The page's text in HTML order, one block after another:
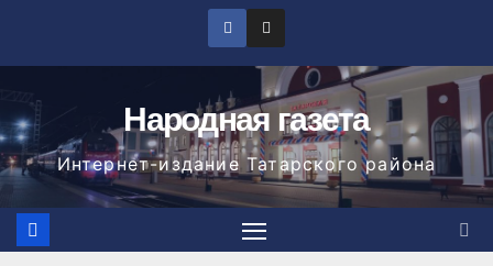
Народная газета
Интернет-издание Татарского района